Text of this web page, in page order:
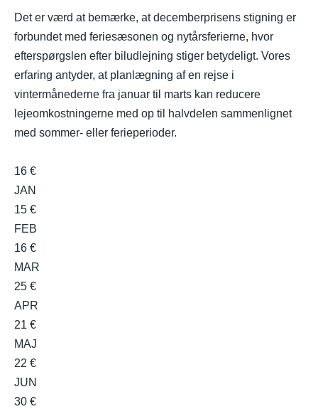
Det er værd at bemærke, at decemberprisens stigning er
forbundet med feriesæsonen og nytårsferierne, hvor
efterspørgslen efter biludlejning stiger betydeligt. Vores
erfaring antyder, at planlægning af en rejse i
vintermånederne fra januar til marts kan reducere
lejeomkostningerne med op til halvdelen sammenlignet
med sommer- eller ferieperioder.
16 €
JAN
15 €
FEB
16 €
MAR
25 €
APR
21 €
MAJ
22 €
JUN
30 €